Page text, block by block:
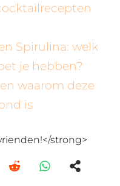
Spirulina: welk
je hebben?
waarom deze
is
strong>